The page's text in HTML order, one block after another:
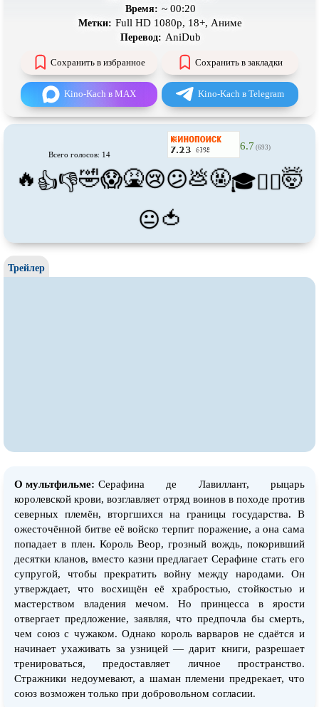
Про тюрьму
Про хакеров
Про хоккей и
катание
Про шпионов
Про Юристов иАдвокатов Псевдодокументальный
Режиссёрская версия Роуд-муви
Ситком
Слэшер Стимпанк
Сцены собнажённой натурой Турецкий сериал
Время: ~ 00:20
Метки: Full HD 1080p, 18+, Аниме
Перевод: AniDub
Сохранить в избранное Сохранить в закладки
Kino-Kach в MAX Kino-Kach в Telegram
Всего голосов: 14
6.7 (693)
🔥 👍👎🤣😱🤮😢😕💩🤬🎓😵‍💫🤯
😐🍅
Трейлер
О мультфильме: Серафина де Лавиллант, рыцарь
королевской крови, возглавляет отряд воинов в походе против
северных племён, вторгшихся на границы государства. В
ожесточённой битве её войско терпит поражение, а она сама
попадает в плен. Король Веор, грозный вождь, покоривший
десятки кланов, вместо казни предлагает Серафине стать его
супругой, чтобы прекратить войну между народами. Он
утверждает, что восхищён её храбростью, стойкостью и
мастерством владения мечом. Но принцесса в ярости
отвергает предложение, заявляя, что предпочла бы смерть,
чем союз с чужаком. Однако король варваров не сдаётся и
начинает ухаживать за узницей — дарит книги, разрешает
тренироваться, предоставляет личное пространство.
Стражники недоумевают, а шаман племени предрекает, что
союз возможен только при добровольном согласии.